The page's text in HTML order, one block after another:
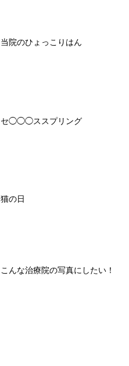
当院のひょっこりはん
セ◯◯◯ススプリング
猫の日
こんな治療院の写真にしたい！